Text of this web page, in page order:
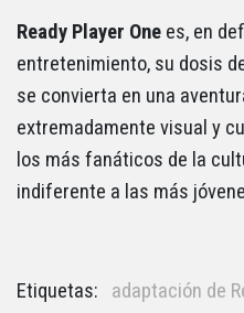
Ready Player One es, en
entretenimiento, su dosis
se convierta en una
extremadamente visual y
los más fanáticos de la
indiferente a las más
Etiquetas: adaptación de